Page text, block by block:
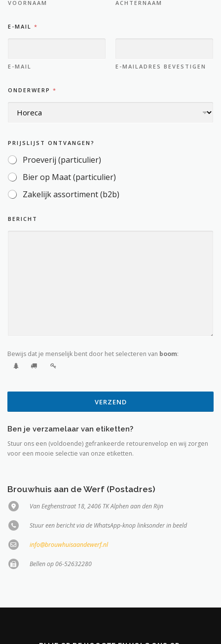
VOORNAAM ACHTERNAAM
E-MAIL *
E-MAIL E-MAILADRES BEVESTIGEN
ONDERWERP *
-
M
A
I
L
P
R
J
J
PRIJSLIJST ONTVANGEN?
Proeverij (particulier)
Bier op Maat (particulier)
Zakelijk assortiment (b2b)
BERICHT
Bewijs dat je menselijk bent door het selecteren van boom:
VERZEND
Ben je verzamelaar van etiketten?
Stuur ons een (voldoende) gefrankeerde retourenvelop en wij zorgen
voor een mooie selectie van onze etiketten.
Brouwhuis aan de Werf (Postadres)
Van Eeghenstraat 18, 2406 TK Alphen aan den Rijn
Stuur een bericht via de WhatsApp-knop linksonder in beeld
info@brouwhuisaandewerf.nl
Bellen op 06-52632280